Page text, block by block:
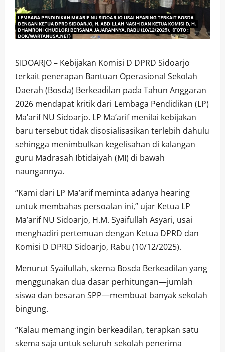
SIDOARJO – Kebijakan Komisi D DPRD Sidoarjo
terkait penerapan Bantuan Operasional Sekolah
Daerah (Bosda) Berkeadilan pada Tahun Anggaran
2026 mendapat kritik dari Lembaga Pendidikan (LP)
Ma’arif NU Sidoarjo. LP Ma’arif menilai kebijakan
baru tersebut tidak disosialisasikan terlebih dahulu
sehingga menimbulkan kegelisahan di kalangan
guru Madrasah Ibtidaiyah (MI) di bawah
naungannya.
“Kami dari LP Ma’arif meminta adanya hearing
untuk membahas persoalan ini,” ujar Ketua LP
Ma’arif NU Sidoarjo, H.M. Syaifullah Asyari, usai
menghadiri pertemuan dengan Ketua DPRD dan
Komisi D DPRD Sidoarjo, Rabu (10/12/2025).
Menurut Syaifullah, skema Bosda Berkeadilan yang
menggunakan dua dasar perhitungan—jumlah
siswa dan besaran SPP—membuat banyak sekolah
bingung.
“Kalau memang ingin berkeadilan, terapkan satu
skema saja untuk seluruh sekolah penerima